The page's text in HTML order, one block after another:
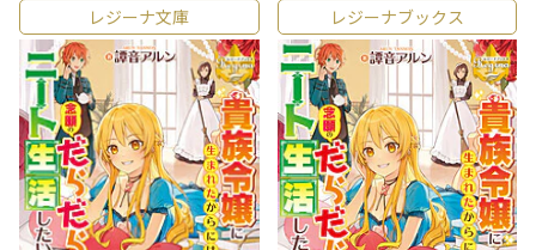
レジーナ文庫 レジーナブックス